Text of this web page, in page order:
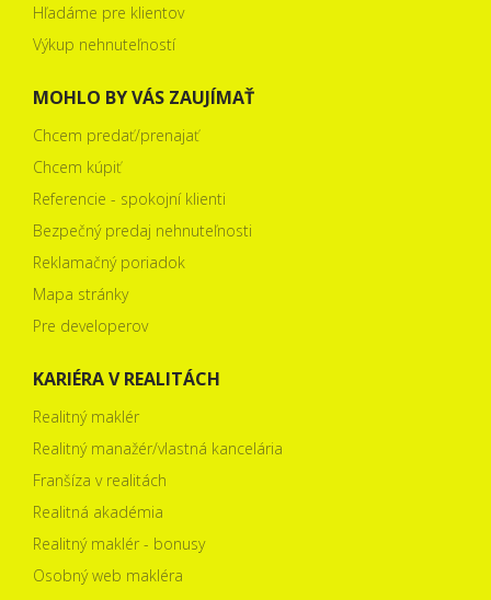
Hľadáme pre klientov
Výkup nehnuteľností
MOHLO BY VÁS ZAUJÍMAŤ
Chcem predať/prenajať
Chcem kúpiť
Referencie - spokojní klienti
Bezpečný predaj nehnuteľnosti
Reklamačný poriadok
Mapa stránky
Pre developerov
KARIÉRA V REALITÁCH
Realitný maklér
Realitný manažér/vlastná kancelária
Franšíza v realitách
Realitná akadémia
Realitný maklér - bonusy
Osobný web makléra